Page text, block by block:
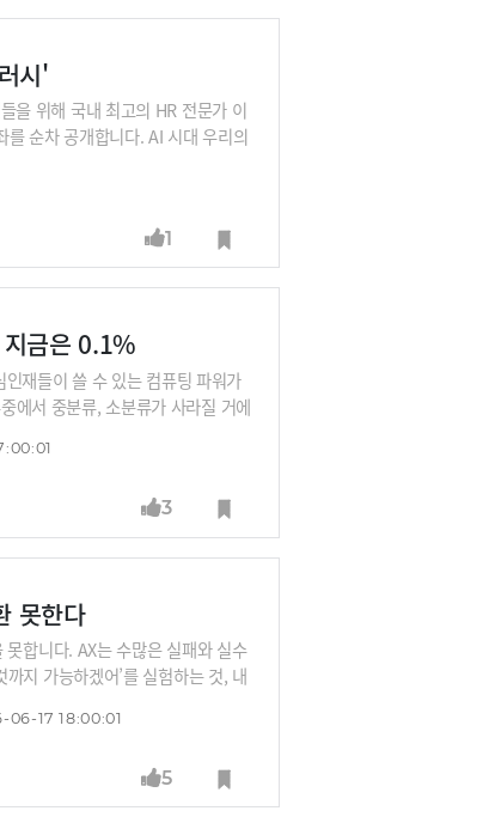
시'
을 위해 국내 최고의 HR 전문가 이
순차 공개합니다. AI 시대 우리의
클래스'를 확인하세요.
1
금은 0.1%
재들이 쓸 수 있는 컴퓨팅 파워가
에서 중분류, 소분류가 사라질 거에
기를 나눠봅니다.
3
못한다
합니다. AX는 수많은 실패와 실수
지 가능하겠어’를 실험하는 것, 내
야기를 들어봅니다.
06-17 18:00:01
5